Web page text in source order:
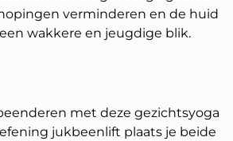
verminderen en de huid
wakkere en jeugdige blik.
met deze gezichtsyoga
jukbeenlift plaats je beide